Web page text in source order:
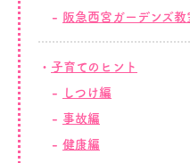
阪急西宮ガーデンズ教
子育てのヒント
しつけ編
事故編
健康編